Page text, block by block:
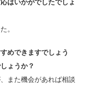
はいかがでしたでしょ
。
めできますでしょう
ょうか？
また機会があれば相談